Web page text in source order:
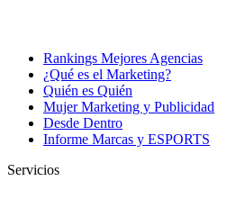
Rankings Mejores Agencias
¿Qué es el Marketing?
Quién es Quién
Mujer Marketing y Publicidad
Desde Dentro
Informe Marcas y ESPORTS
Servicios